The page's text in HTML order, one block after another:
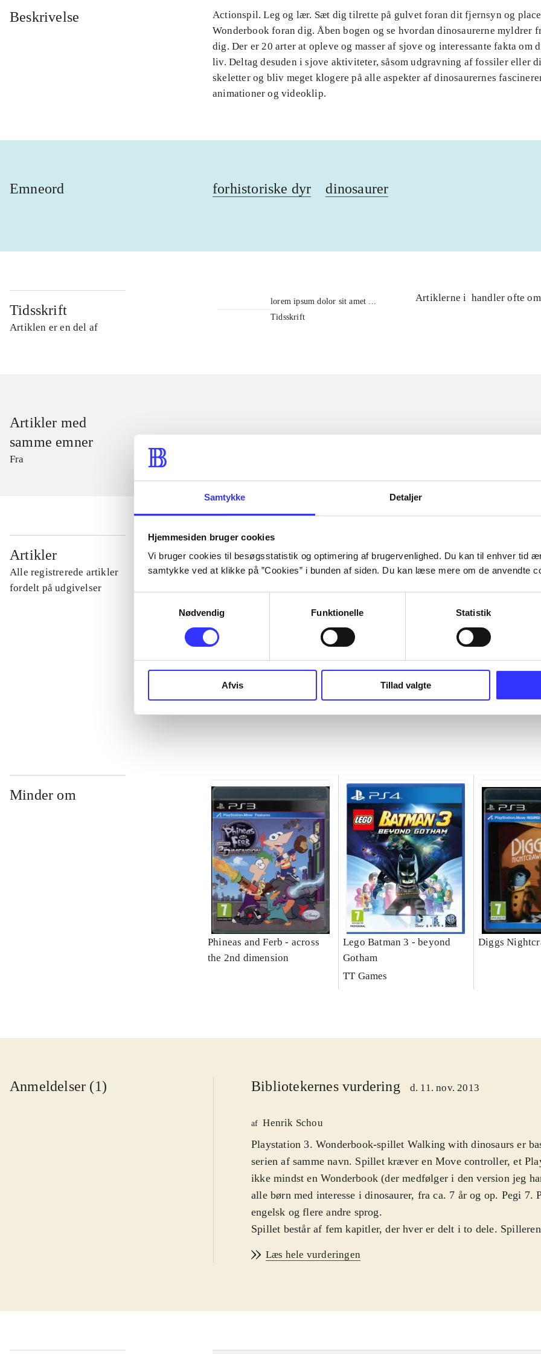
Samtykke Detaljer
Hjemmesiden bruger cookies
Vi bruger cookies til besøgsstatistik og optimering af brugervenlighed. Du kan til enhver tid
samtykke ved at klikke på ”Cookies” i bunden af siden. Du kan læse mere om de anvendte
Nødvendig
Funktionelle Statistik
Afvis Tillad valgte
Beskrivelse
Actionspil. Leg og lær. Sæt dig tilrette på gulvet foran dit fjernsyn og
Wonderbook foran dig. Åben bogen og se hvordan dinosaurerne myldrer
dig. Der er 20 arter at opleve og masser af sjove og interessante fakta om
liv. Deltag desuden i sjove aktiviteter, såsom udgravning af fossiler eller
skeletter og bliv meget klogere på alle aspekter af dinosaurernes
animationer og videoklip.
Emneord forhistoriske dyr dinosaurer
Tidsskrift
Artiklen er en del af
lorem ipsum dolor sit amet ...
Tidsskrift
Artiklerne i handler ofte om
Artikler med
samme emner
Fra
Artikler
Alle registrerede artikler
fordelt på udgivelser
...
Minder om
Phineas and Ferb - across
the 2nd dimension
Lego Batman 3 - beyond
Gotham
TT Games
Diggs
Anmeldelser (1) Bibliotekernes vurdering d. 11. nov. 2013
af Henrik Schou
Playstation 3. Wonderbook-spillet Walking with dinosaurs er
serien af samme navn. Spillet kræver en Move controller, et
ikke mindst en Wonderbook (der medfølger i den version jeg
alle børn med interesse i dinosaurer, fra ca. 7 år og op. Pegi 7.
engelsk og flere andre sprog.
Spillet består af fem kapitler, der hver er delt i to dele.
fossiler og dinosaur-skeletter. Derefter skal man deltage i små
dinosaurer foran sig. Det fungerer rigtig godt. Spillet er i sig
af spillerens viden om dinosaurer.
Læs hele vurderingen